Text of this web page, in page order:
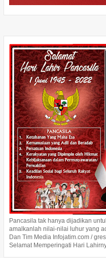
Pancasila tak hanya dijadikan
amalkanlah nilai-nilai luhur yang
Dan Tim Media Infojatim.com /
Selamat Memperingati Hari